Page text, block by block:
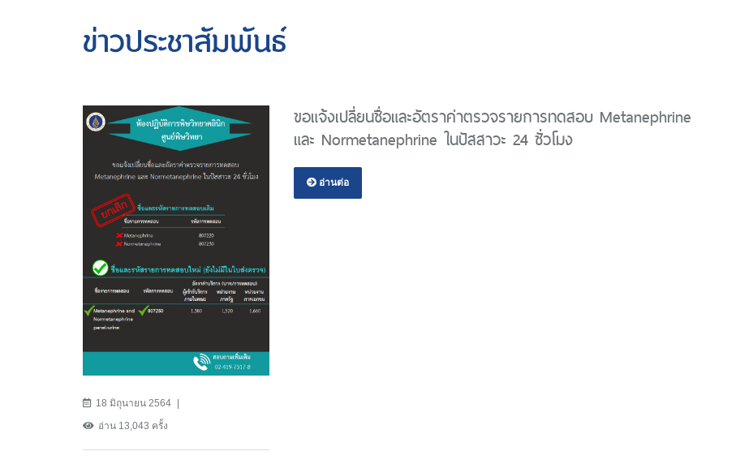
ข่าวประชาสัมพันธ์
18 มิถุนายน 2564
อ่าน 13,043 ครั้ง
ขอแจ้งเปลี่ยนชื่อและอัตราค่าตรวจรายการทดสอบ Metanephrine
และ Normetanephrine ในปัสสาวะ 24 ชั่วโมง
อ่านต่อ